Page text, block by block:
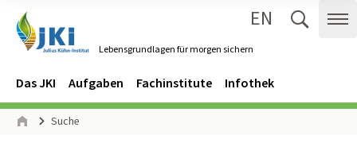
Lebensgrundlagen für morgen sichern
EN
Navigation
Hauptmenü
Das JKI Aufgaben Fachinstitute Infothek
Seitenpfad
Suche